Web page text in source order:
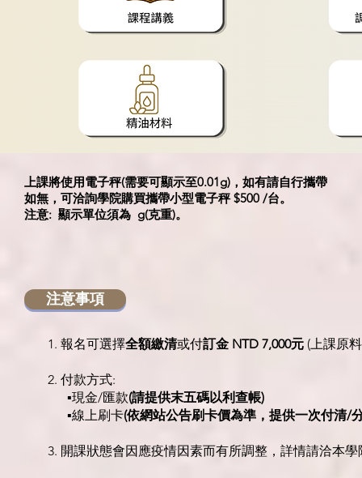
上課將使用電子秤(需要可顯示至0.01g)，如有請自行攜帶
如無，可洽詢學院購買攜帶小型電子秤 $500 /台。
注意: 顯示單位須為 g(克重)。
注意事項
1. 報名可選擇全額繳清或付訂金 NTD 7,000元 (上課原
2. 付款方式:
▪現金/匯款(請提供末五碼以利查帳)
▪線上刷卡(依網站公告刷卡價為準，提供一次付清/
3. 開課狀態會因應疫情因素而有所調整，詳情請洽本學